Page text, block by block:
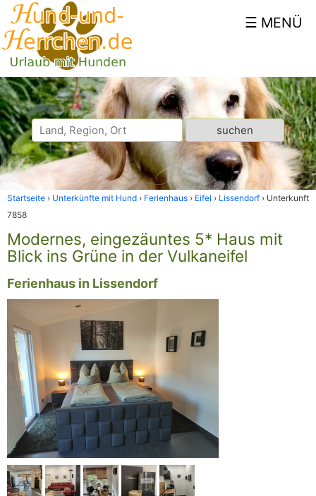
Startseite Unterkünfte mit Hund Ferienhaus Eifel Lissendorf
Unterkunft
7858
Modernes, eingezäuntes 5* Haus mit
Blick ins Grüne in der Vulkaneifel
Ferienhaus in Lissendorf